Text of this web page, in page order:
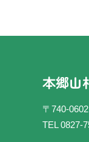
本郷山
〒740-
TEL 0827-